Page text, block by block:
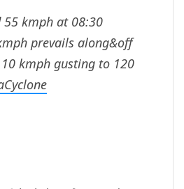
55 kmph at 08:30
prevails along&off
kmph gusting to 120